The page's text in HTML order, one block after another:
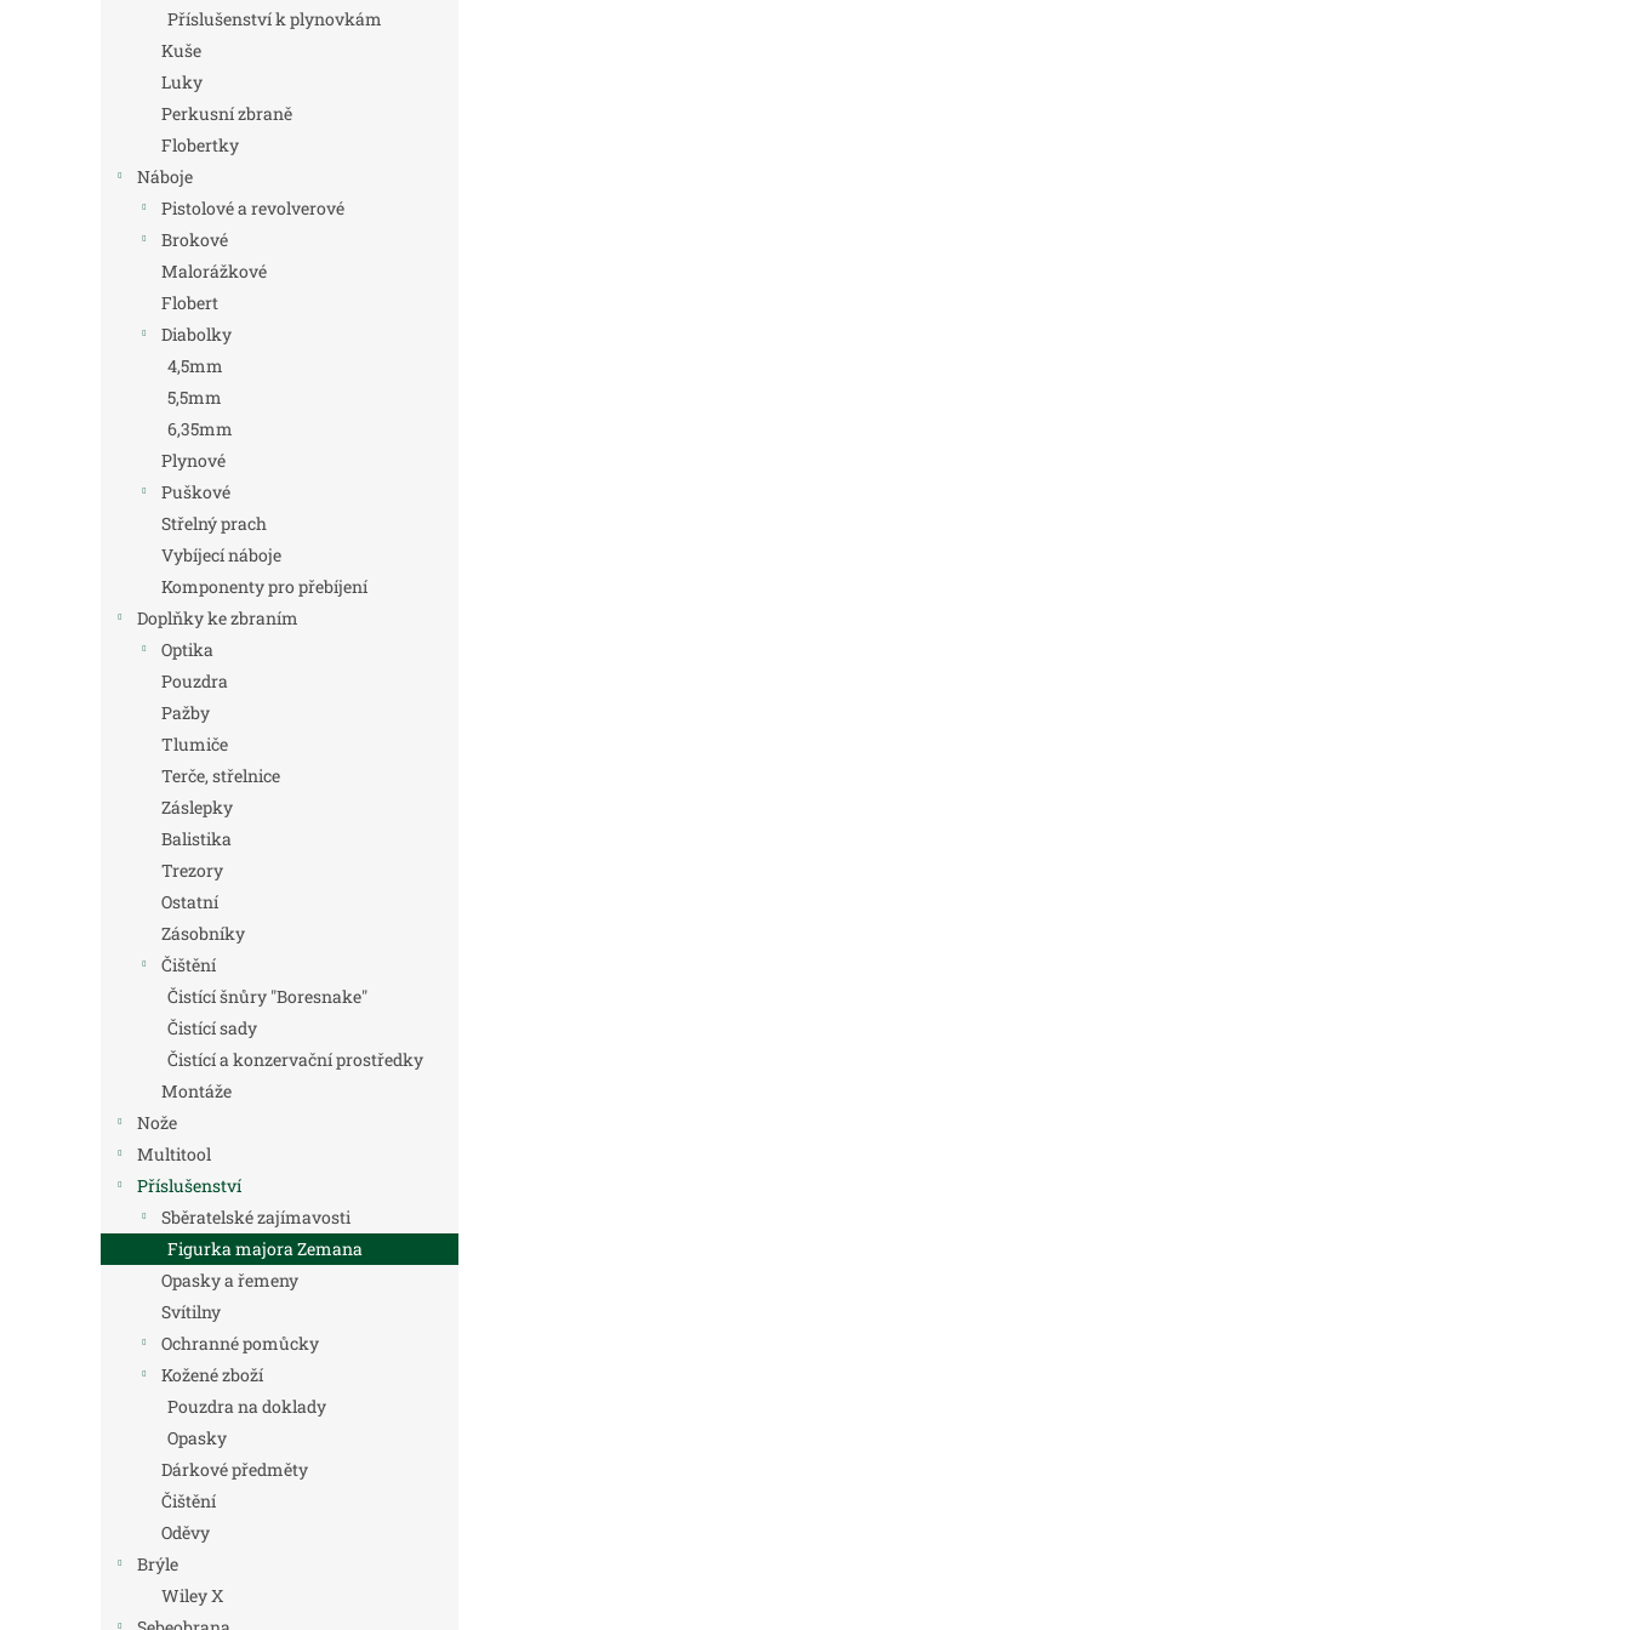
Příslušenství k plynovkám
Kuše
Luky
Perkusní zbraně
Flobertky
Náboje
Pistolové a revolverové
Brokové
Malorážkové
Flobert
Diabolky
4,5mm
5,5mm
6,35mm
Plynové
Puškové
Střelný prach
Vybíjecí náboje
Komponenty pro přebíjení
Doplňky ke zbraním
Optika
Pouzdra
Pažby
Tlumiče
Terče, střelnice
Záslepky
Balistika
Trezory
Ostatní
Zásobníky
Čištění
Čistící šnůry "Boresnake"
Čistící sady
Čistící a konzervační prostředky
Montáže
Nože
Multitool
Příslušenství
Sběratelské zajímavosti
Figurka majora Zemana
Opasky a řemeny
Svítilny
Ochranné pomůcky
Kožené zboží
Pouzdra na doklady
Opasky
Dárkové předměty
Čištění
Oděvy
Brýle
Wiley X